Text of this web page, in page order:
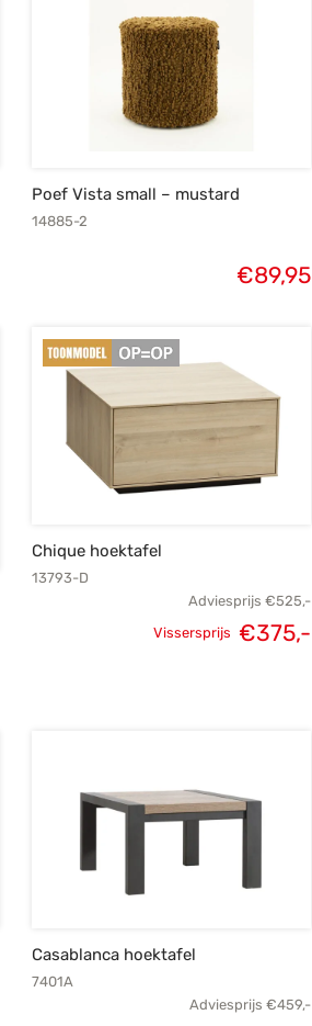
Poef Vista small – mustard
14885-2
€89,95
Chique hoektafel
13793-D
Adviesprijs €525,-
Vissersprijs €375,-
Casablanca hoektafel
7401A
Adviesprijs €459,-